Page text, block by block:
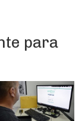
para